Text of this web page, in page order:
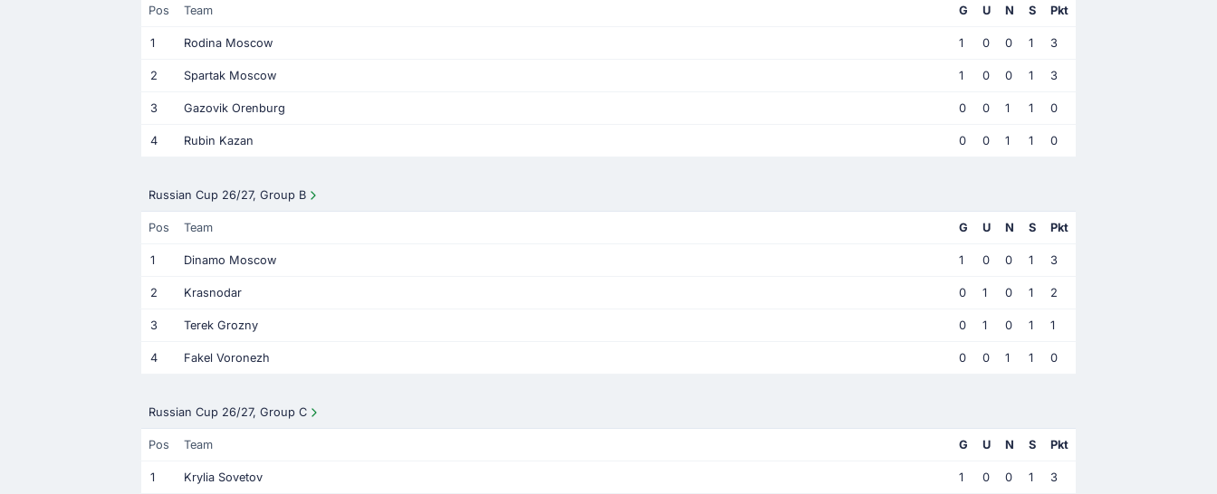
Pos Team G U N S Pkt
1 Rodina Moscow 1 0 0 1 3
2 Spartak Moscow 1 0 0 1 3
3 Gazovik Orenburg 0 0 1 1 0
4 Rubin Kazan 0 0 1 1 0
Russian Cup 26/27, Group B
Pos Team G U N S Pkt
1 Dinamo Moscow 1 0 0 1 3
2 Krasnodar 0 1 0 1 2
3 Terek Grozny 0 1 0 1 1
4 Fakel Voronezh 0 0 1 1 0
Russian Cup 26/27, Group C
Pos Team G U N S Pkt
1 Krylia Sovetov 1 0 0 1 3